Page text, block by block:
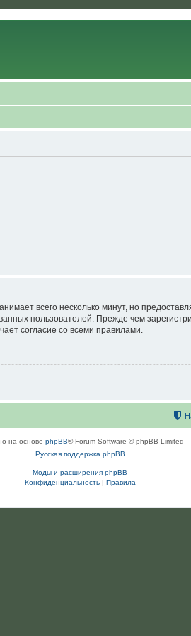
всего несколько минут, но
пользователей. Прежде чем
согласие со всеми правилами.
на основе phpBB® Forum Software © phpBB Limited
Русская поддержка phpBB
Моды и расширения phpBB
Конфиденциальность| Правила